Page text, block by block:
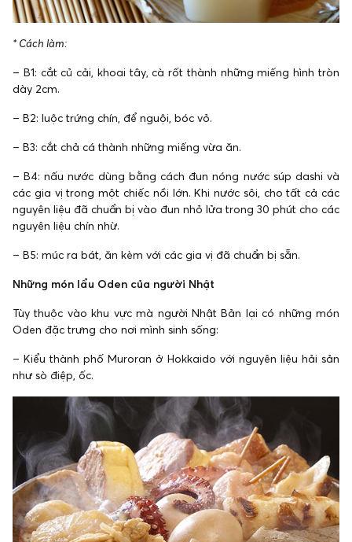
* Cách làm:
– B1: cắt củ cải, khoai tây, cà rốt thành những miếng hình tròn
dày 2cm.
– B2: luộc trứng chín, để nguội, bóc vỏ.
– B3: cắt chả cá thành những miếng vừa ăn.
– B4: nấu nước dùng bằng cách đun nóng nước súp dashi và
các gia vị trong một chiếc nồi lớn. Khi nước sôi, cho tất cả các
nguyên liệu đã chuẩn bị vào đun nhỏ lửa trong 30 phút cho các
nguyên liệu chín nhừ.
– B5: múc ra bát, ăn kèm với các gia vị đã chuẩn bị sẵn.
Những món lẩu Oden của người Nhật
Tùy thuộc vào khu vực mà người Nhật Bản lại có những món
Oden đặc trưng cho nơi mình sinh sống:
– Kiểu thành phố Muroran ở Hokkaido với nguyên liệu hải sản
như sò điệp, ốc.